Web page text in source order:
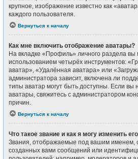
крупное, изображение известно как
каждого пользователя.
Вернуться к началу
Как мне включить отображение аватары?
На вкладке «Профиль» личного раздела вы
использованием четырёх инструментов:
аватар», «Удалённая аватара» или
администратора зависит, включена ли
типы аватар могут быть доступны. Если вы
аватары, свяжитесь с администратором
причин.
Вернуться к началу
Что такое звание и как я могу изменить
Звания, отображаемые под вашим именем,
созданных вами сообщений или